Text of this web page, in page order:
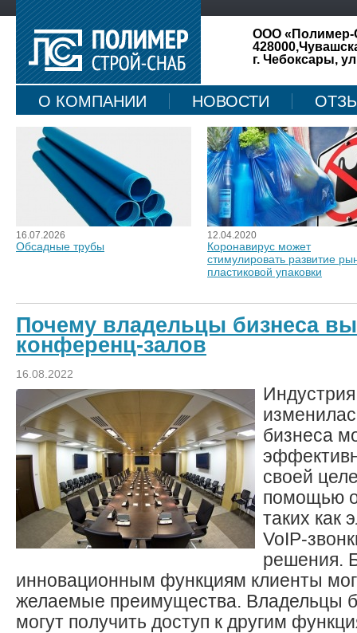
ООО «Полимер-
г. Чебоксары,
О КОМПАНИИ НОВОСТИ
КАРТА САЙТА
16.07.2026
Обсадные трубы
12.04.2020
Коронавирус может
стимулировать развитие
пластиковой упаковки
Почему владельцы бизнеса
конференц-залов
16.08.2022
бизнеса
своей
помощью
таких как
VoIP-
решения.
инновационным функциям клиенты
желаемые преимущества. Владельцы
могут получить доступ к другим